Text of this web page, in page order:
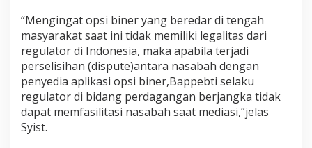
“Mengingat opsi biner yang beredar di tengah
masyarakat saat ini tidak memiliki legalitas dari
regulator di Indonesia, maka apabila terjadi
perselisihan (dispute)antara nasabah dengan
penyedia aplikasi opsi biner,Bappebti selaku
regulator di bidang perdagangan berjangka tidak
dapat memfasilitasi nasabah saat mediasi,”jelas
Syist.